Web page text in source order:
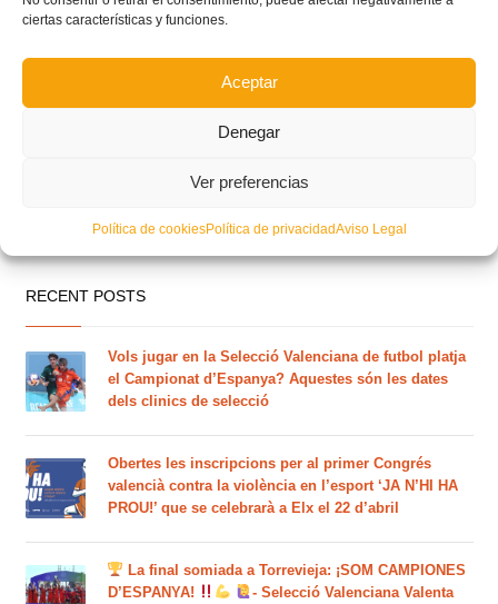
ciertas características y funciones.
Aceptar
Denegar
Ver preferencias
Política de cookiesPolítica de privacidadAviso Legal
RECENT POSTS
Vols jugar en la Selecció Valenciana de futbol platja
el Campionat d’Espanya? Aquestes són les dates
dels clinics de selecció
Obertes les inscripcions per al primer Congrés
valencià contra la violència en l’esport ‘JA N’HI HA
PROU!’ que se celebrarà a Elx el 22 d’abril
La final somiada a Torrevieja: ¡SOM CAMPIONES
D’ESPANYA!
- Selecció Valenciana Valenta